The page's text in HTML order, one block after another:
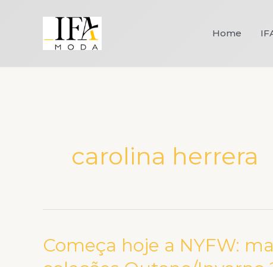
Home
carolina herrera
Começa hoje a NYFW:
Começa